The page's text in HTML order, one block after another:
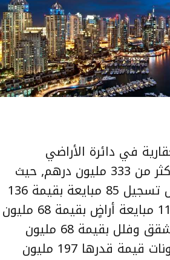
في دائرة الأراضي
والأملاك في دبي أكثر من 333 مليون درهم, حيث
شهدت الدائرة أمس تسجيل 85 مبايعة بقيمة 136
مليون درهم، منها 11 مبايعة أراضٍ بقيمة 68 مليون
درهم و 74 مبايعة شقق وفلل بقيمة 68 مليون
درهم. وسجلت الرهونات قيمة قدرها 197 مليون